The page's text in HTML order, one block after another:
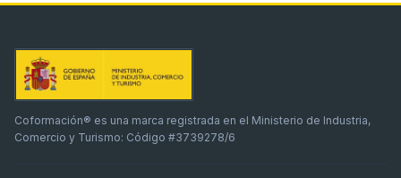
Coformación® es una marca registrada en el Ministerio de Industria,
Comercio y Turismo: Código #3739278/6